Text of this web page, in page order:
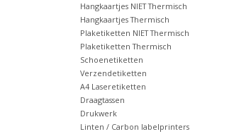
Hangkaartjes NIET Thermisch
Hangkaartjes Thermisch
Plaketiketten NIET Thermisch
Plaketiketten Thermisch
Schoenetiketten
Verzendetiketten
A4 Laseretiketten
Draagtassen
Drukwerk
Linten / Carbon labelprinters